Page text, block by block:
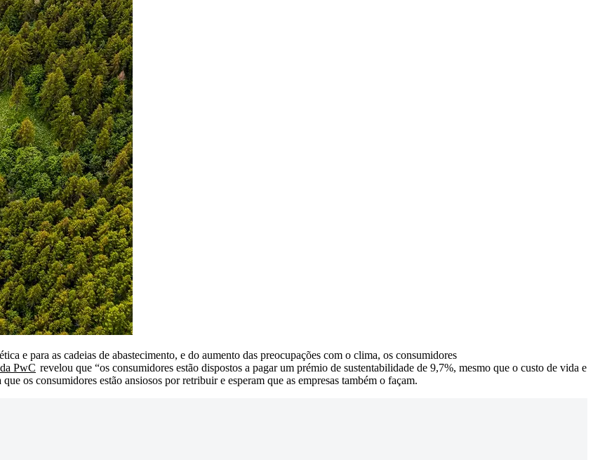
e para as cadeias de abastecimento, e do aumento das preocupações com o clima, os consumidores
PwC revelou que “os consumidores estão dispostos a pagar um prémio de sustentabilidade de 9,7%, mesmo que o custo de vida e
os consumidores estão ansiosos por retribuir e esperam que as empresas também o façam.